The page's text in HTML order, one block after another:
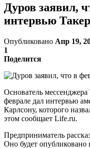
Дуров заявил,
интервью
Опубликовано Апр 19,
1
Поделится
Основатель
феврале дал интервью
Карлсону, которого
этом сообщает Life.ru.
Предприниматель
Оно будет